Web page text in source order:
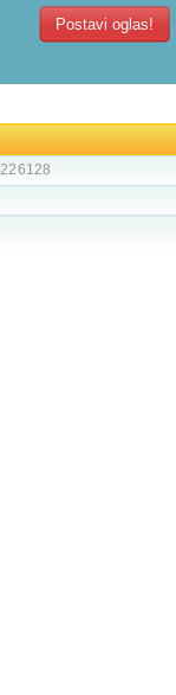
Postavi oglas!